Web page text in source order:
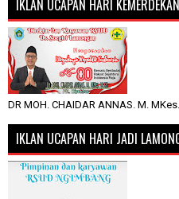
IKLAN UCAPAN HARI KEMERDEKAN
DR MOH. CHAIDAR ANNAS. M.
IKLAN UCAPAN HARI JADI